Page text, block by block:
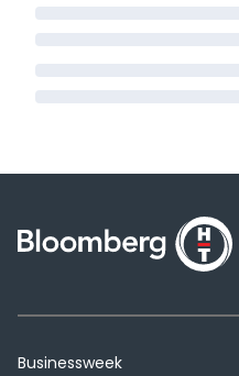
Businessweek